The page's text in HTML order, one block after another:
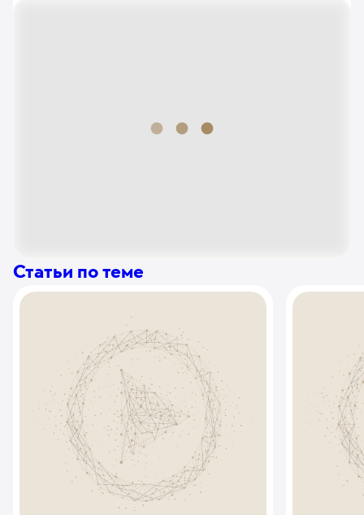
Статьи по теме